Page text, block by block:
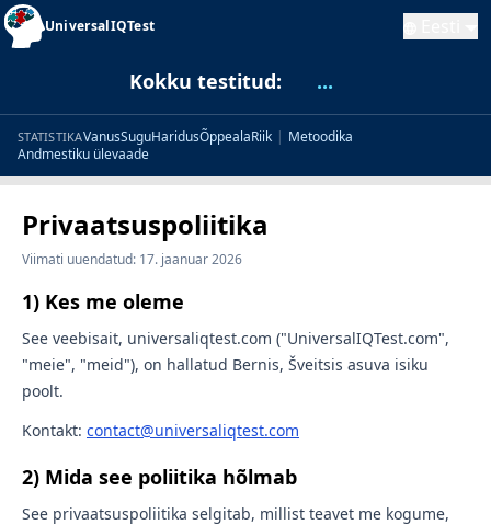
UniversalIQTest
Kokku testitud: ...
STATISTIKAVanusSuguHaridusÕppealaRiik | Metoodika
Andmestiku ülevaade
Privaatsuspoliitika
Viimati uuendatud: 17. jaanuar 2026
1) Kes me oleme
See veebisait, universaliqtest.com ("UniversalIQTest.com",
"meie", "meid"), on hallatud Bernis, Šveitsis asuva isiku
poolt.
Kontakt: contact@universaliqtest.com
2) Mida see poliitika hõlmab
See privaatsuspoliitika selgitab, millist teavet me kogume,